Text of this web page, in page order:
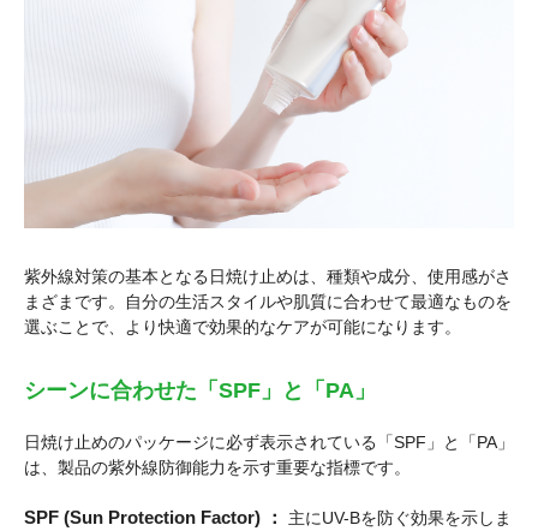
紫外線対策の基本となる日焼け止めは、種類や成分、使用感がさ
まざまです。自分の生活スタイルや肌質に合わせて最適なものを
選ぶことで、より快適で効果的なケアが可能になります。
シーンに合わせた「SPF」と「PA」
日焼け止めのパッケージに必ず表示されている「SPF」と「PA」
は、製品の紫外線防御能力を示す重要な指標です。
SPF (Sun Protection Factor) ：
主にUV-Bを防ぐ効果を示しま